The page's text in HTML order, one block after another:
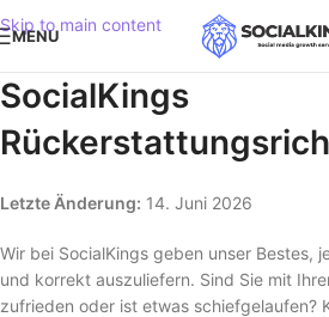
Skip to main content
MENU
SocialKings
Letzte Änderung: 14. Juni 2026
Wir bei SocialKings geben unser Bestes,
und korrekt auszuliefern. Sind Sie mit
zufrieden oder ist etwas schiefgelaufen?